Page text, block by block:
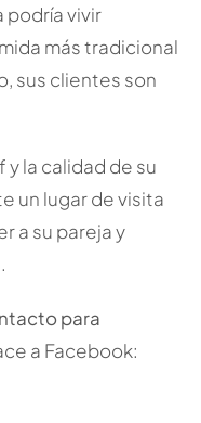
podría vivir
más tradicional
sus clientes son
la calidad de su
un lugar de visita
a su pareja y
para
a Facebook: